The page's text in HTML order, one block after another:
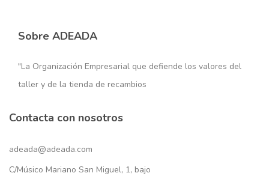
Sobre ADEADA
"La Organización Empresarial que defiende los valores del
taller y de la tienda de recambios
Contacta con nosotros
adeada@adeada.com
C/Músico Mariano San Miguel, 1, bajo